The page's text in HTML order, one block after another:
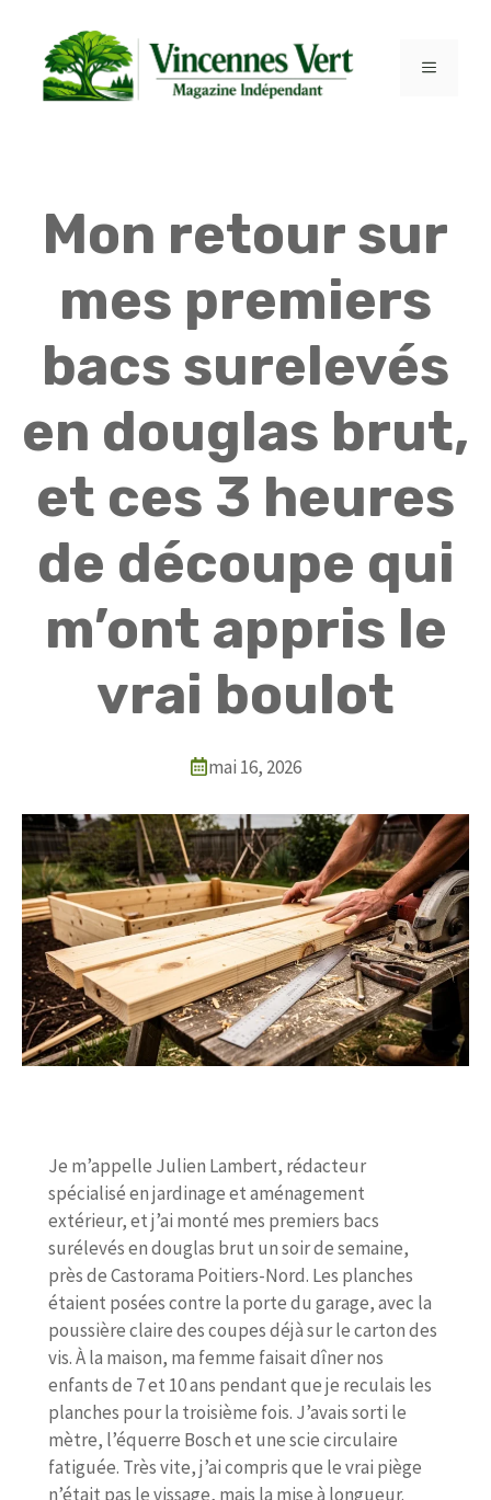
contenu
MENU
Mon retour sur
mes premiers
bacs surelevés
en douglas brut,
et ces 3 heures
de découpe qui
m’ont appris le
vrai boulot
mai 16, 2026
Je m’appelle Julien Lambert, rédacteur
spécialisé en jardinage et aménagement
extérieur, et j’ai monté mes premiers bacs
surélevés en douglas brut un soir de semaine,
près de Castorama Poitiers-Nord. Les planches
étaient posées contre la porte du garage, avec la
poussière claire des coupes déjà sur le carton des
vis. À la maison, ma femme faisait dîner nos
enfants de 7 et 10 ans pendant que je reculais les
planches pour la troisième fois. J’avais sorti le
mètre, l’équerre Bosch et une scie circulaire
fatiguée. Très vite, j’ai compris que le vrai piège
n’était pas le vissage, mais la mise à longueur.